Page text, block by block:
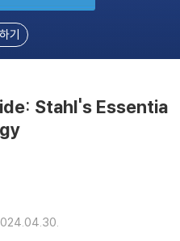
기
Stahl's Essentia